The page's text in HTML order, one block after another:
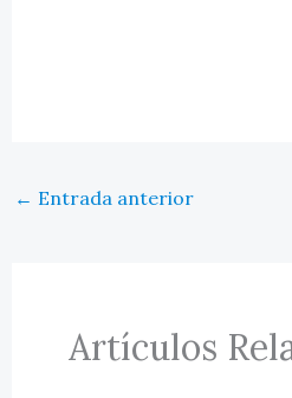
← Entrada anterior
Artículos